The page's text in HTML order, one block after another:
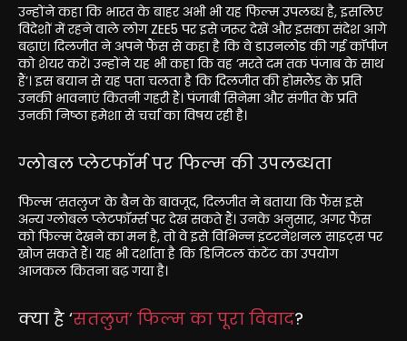
उन्होंने कहा कि भारत के बाहर अभी भी यह फिल्म उपलब्ध है, इसलिए
विदेशों में रहने वाले लोग ZEE5 पर इसे जरूर देखें और इसका संदेश आगे
बढ़ाएं। दिलजीत ने अपने फैंस से कहा है कि वे डाउनलोड की गई कॉपीज
को शेयर करें। उन्होंने यह भी कहा कि वह ‘मरते दम तक पंजाब के साथ
हैं’। इस बयान से यह पता चलता है कि दिलजीत की होमलैंड के प्रति
उनकी भावनाएं कितनी गहरी हैं। पंजाबी सिनेमा और संगीत के प्रति
उनकी निष्ठा हमेशा से चर्चा का विषय रही है।
ग्लोबल प्लेटफॉर्म पर फिल्म की उपलब्धता
फिल्म ‘सतलुज’ के बैन के बावजूद, दिलजीत ने बताया कि फैंस इसे
अन्य ग्लोबल प्लेटफॉर्म्स पर देख सकते हैं। उनके अनुसार, अगर फैंस
को फिल्म देखने का मन है, तो वे इसे विभिन्न इंटरनेशनल साइट्स पर
खोज सकते हैं। यह भी दर्शाता है कि डिजिटल कंटेंट का उपयोग
आजकल कितना बढ़ गया है।
क्या है ‘सतलुज’ फिल्म का पूरा विवाद?